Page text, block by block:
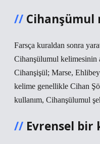
Cihanşümul
Farsça kuraldan sonra
Cihanşülumul kelimesinin
Cihanşişül; Marse,
kelime genellikle Cihan
kullanım, Cihanşülumul
Evrensel bir